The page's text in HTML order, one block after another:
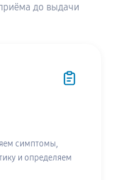
до выдачи
симптомы,
и определяем